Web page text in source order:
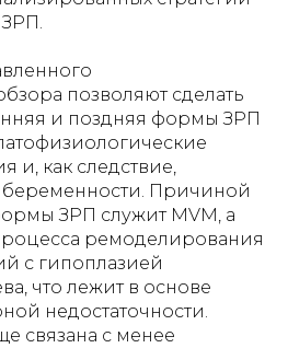
позволяют сделать
и поздняя формы ЗРП
и, как следствие,
Причиной
ЗРП служит MVM, а
ремоделирования
с гипоплазией
что лежит в основе
недостаточности.
связана с менее